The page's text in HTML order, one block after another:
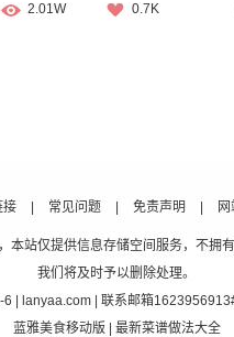
2.01W 0.7K
接 常见问题 免责声明
站仅提供信息存储空间服务，不拥
我们将及时予以删除处理。
6 | lanyaa.com | 联系邮箱
蓝雅美食移动版 | 最新菜谱做法大全